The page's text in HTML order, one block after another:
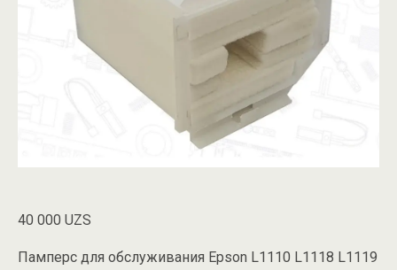
40 000 UZS
Памперс для обслуживания Epson L1110 L1118 L1119